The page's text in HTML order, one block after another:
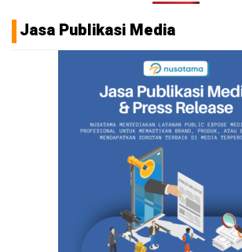
Jasa Publikasi Media